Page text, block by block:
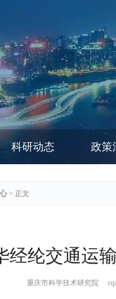
科研动态 政策
> 正文
经纶交通运
重庆市科学技术研究院